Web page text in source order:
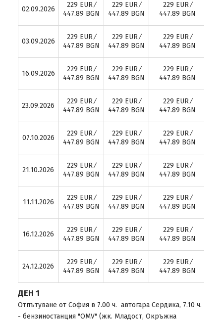
02.09.2026
229 EUR ∕
447.89 BGN
229 EUR ∕
447.89 BGN
229 EUR ∕
447.89 BGN
03.09.2026
229 EUR ∕
447.89 BGN
229 EUR ∕
447.89 BGN
229 EUR ∕
447.89 BGN
16.09.2026
229 EUR ∕
447.89 BGN
229 EUR ∕
447.89 BGN
229 EUR ∕
447.89 BGN
23.09.2026
229 EUR ∕
447.89 BGN
229 EUR ∕
447.89 BGN
229 EUR ∕
447.89 BGN
07.10.2026
229 EUR ∕
447.89 BGN
229 EUR ∕
447.89 BGN
229 EUR ∕
447.89 BGN
21.10.2026
229 EUR ∕
447.89 BGN
229 EUR ∕
447.89 BGN
229 EUR ∕
447.89 BGN
11.11.2026
229 EUR ∕
447.89 BGN
229 EUR ∕
447.89 BGN
229 EUR ∕
447.89 BGN
16.12.2026
229 EUR ∕
447.89 BGN
229 EUR ∕
447.89 BGN
229 EUR ∕
447.89 BGN
24.12.2026
229 EUR ∕
447.89 BGN
229 EUR ∕
447.89 BGN
229 EUR ∕
447.89 BGN
ДЕН 1
Отпътуване от София в 7.00 ч. автогара Сердика, 7.10 ч.
- бензиностанция "OMV" (жк. Младост, Окръжна